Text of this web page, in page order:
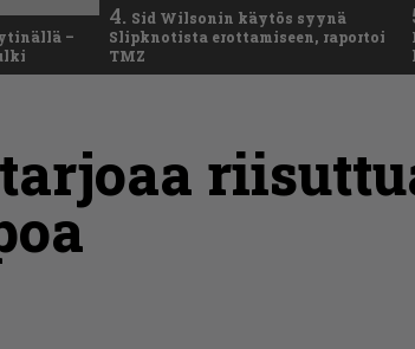
–
4. Sid Wilsonin käytös syynä
Slipknotista erottamiseen, raportoi
TMZ